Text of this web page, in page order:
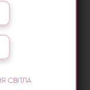
СВІТЛА